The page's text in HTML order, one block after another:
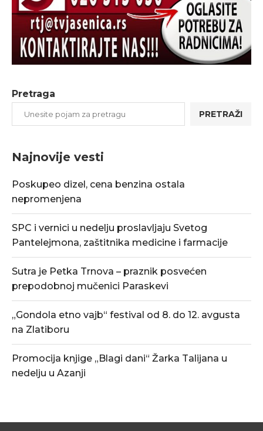
Pretraga
PRETRAŽI
Najnovije vesti
Poskupeo dizel, cena benzina ostala
nepromenjena
SPC i vernici u nedelju proslavljaju Svetog
Pantelejmona, zaštitnika medicine i farmacije
Sutra je Petka Trnova – praznik posvećen
prepodobnoj mučenici Paraskevi
„Gondola etno vajb“ festival od 8. do 12. avgusta
na Zlatiboru
Promocija knjige „Blagi dani“ Žarka Talijana u
nedelju u Azanji